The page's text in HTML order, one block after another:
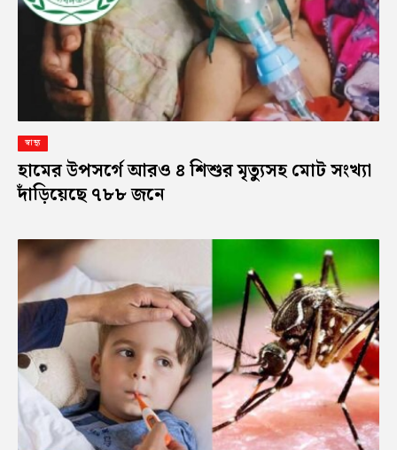
স্বাস্থ্য
হামের উপসর্গে আরও ৪ শিশুর মৃত্যুসহ মোট সংখ্যা
দাঁড়িয়েছে ৭৮৮ জনে